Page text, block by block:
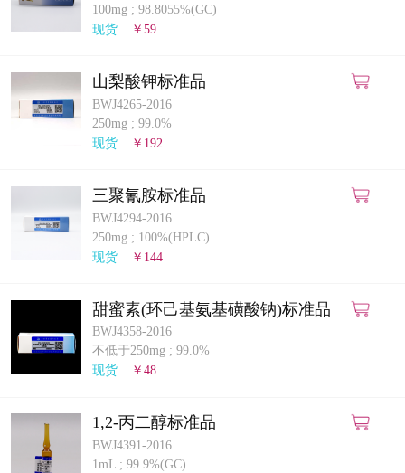
100mg ; 98.8055%(GC)
现货
￥59
山梨酸钾标准品
BWJ4265-2016
250mg ; 99.0%
现货
￥192
三聚氰胺标准品
BWJ4294-2016
250mg ; 100%(HPLC)
现货
￥144
甜蜜素(环己基氨基磺酸钠)标准品
BWJ4358-2016
不低于250mg ; 99.0%
现货
￥48
1,2-丙二醇标准品
BWJ4391-2016
1mL ; 99.9%(GC)